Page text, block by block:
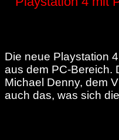
Die neue Playstation
aus dem PC-Bereich.
Michael Denny, dem
auch das, was sich